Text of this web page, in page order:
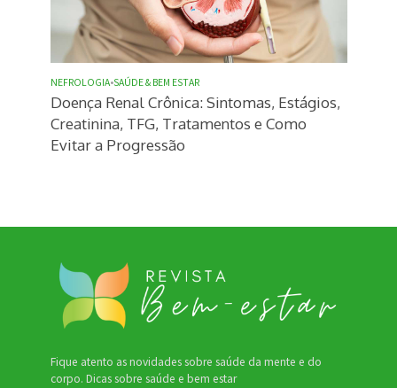
NEFROLOGIA•SAÚDE & BEM ESTAR
Doença Renal Crônica: Sintomas, Estágios,
Creatinina, TFG, Tratamentos e Como
Evitar a Progressão
Fique atento as novidades sobre saúde da mente e do
corpo. Dicas sobre saúde e bem estar